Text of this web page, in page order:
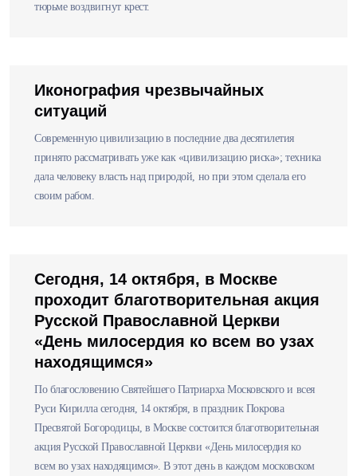
тюрьме воздвигнут крест.
Иконография чрезвычайных
ситуаций
Современную цивилизацию в последние два десятилетия
принято рассматривать уже как «цивилизацию риска»; техника
дала человеку власть над природой, но при этом сделала его
своим рабом.
Сегодня, 14 октября, в Москве
проходит благотворительная акция
Русской Православной Церкви
«День милосердия ко всем во узах
находящимся»
По благословению Святейшего Патриарха Московского и всея
Руси Кирилла сегодня, 14 октября, в праздник Покрова
Пресвятой Богородицы, в Москве состоится благотворительная
акция Русской Православной Церкви «День милосердия ко
всем во узах находящимся». В этот день в каждом московском